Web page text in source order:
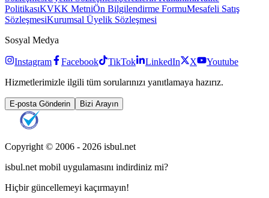
PolitikasıKVKK MetniÖn Bilgilendirme FormuMesafeli Satış
SözleşmesiKurumsal Üyelik Sözleşmesi
Sosyal Medya
Instagram Facebook TikTok LinkedIn X
Youtube
Hizmetlerimizle ilgili tüm sorularınızı yanıtlamaya hazırız.
E-posta Gönderin Bizi Arayın
Copyright © 2006 - 2026 isbul.net
isbul.net mobil uygulamasını indirdiniz mi?
Hiçbir güncellemeyi kaçırmayın!